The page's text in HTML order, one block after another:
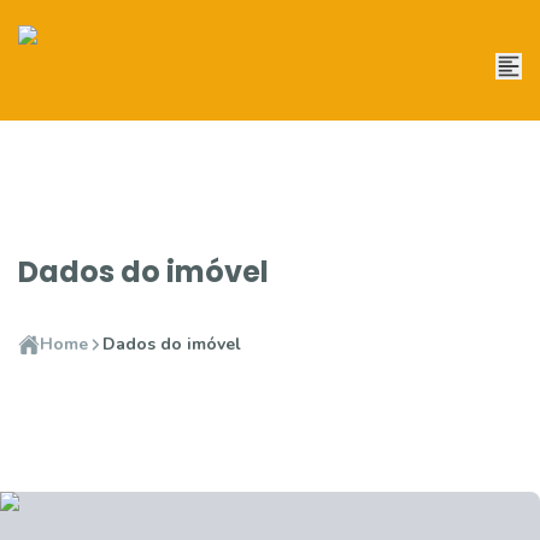
Dados do imóvel
Home Dados do imóvel